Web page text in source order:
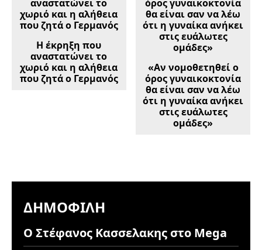
Η έκρηξη που
αναστατώνει το
χωριό και η αλήθεια
που ζητά ο Γερμανός
«Αν νομοθετηθεί ο
όρος γυναικοκτονία
θα είναι σαν να λέω
ότι η γυναίκα ανήκει
στις ευάλωτες
ομάδες»
ΔΗΜΟΦΙΛΉ
Ο Στέφανος Κασσελακης στο Mega